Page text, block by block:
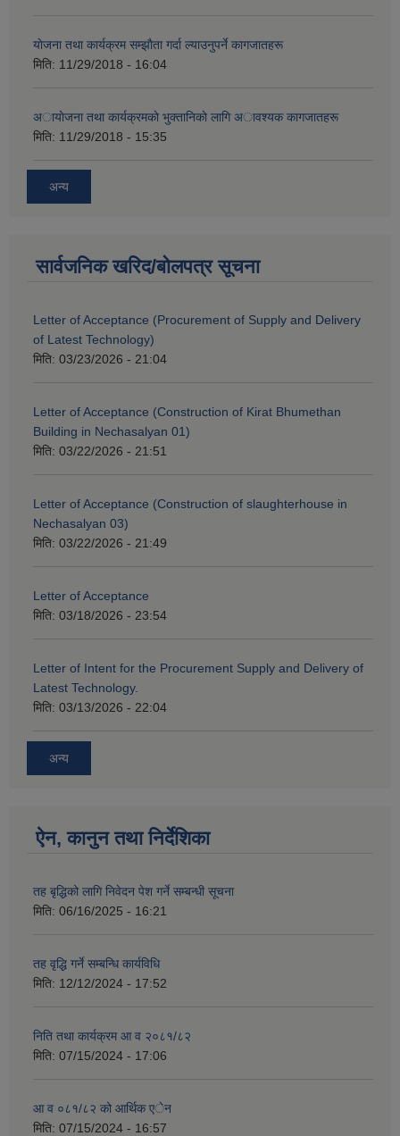
याेजना तथा कार्यक्रम सम्झाैता गर्दा ल्याउनुपर्ने कागजातहरू
मिति: 11/29/2018 - 16:04
अायाेजना तथा कार्यक्रमकाे भुक्तानिकाे लागि अावश्यक कागजातहरू
मिति: 11/29/2018 - 15:35
अन्य
सार्वजनिक खरिद/बोलपत्र सूचना
Letter of Acceptance (Procurement of Supply and Delivery
of Latest Technology)
मिति: 03/23/2026 - 21:04
Letter of Acceptance (Construction of Kirat Bhumethan
Building in Nechasalyan 01)
मिति: 03/22/2026 - 21:51
Letter of Acceptance (Construction of slaughterhouse in
Nechasalyan 03)
मिति: 03/22/2026 - 21:49
Letter of Acceptance
मिति: 03/18/2026 - 23:54
Letter of Intent for the Procurement Supply and Delivery of
Latest Technology.
मिति: 03/13/2026 - 22:04
अन्य
ऐन, कानुन तथा निर्देशिका
तह बृद्धिको लागि निवेदन पेश गर्ने सम्बन्धी सूचना
मिति: 06/16/2025 - 16:21
तह वृद्धि गर्ने सम्बन्धि कार्यविधि
मिति: 12/12/2024 - 17:52
निति तथा कार्यक्रम आ व २०८१/८२
मिति: 07/15/2024 - 17:06
आ व ०८१/८२ को आर्थिक एेन
मिति: 07/15/2024 - 16:57